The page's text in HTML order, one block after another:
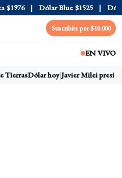
Dólar Blue $1525 Dólar
Suscribite por $10.000
EN VIVO
TierrasDólar hoy Javier Milei